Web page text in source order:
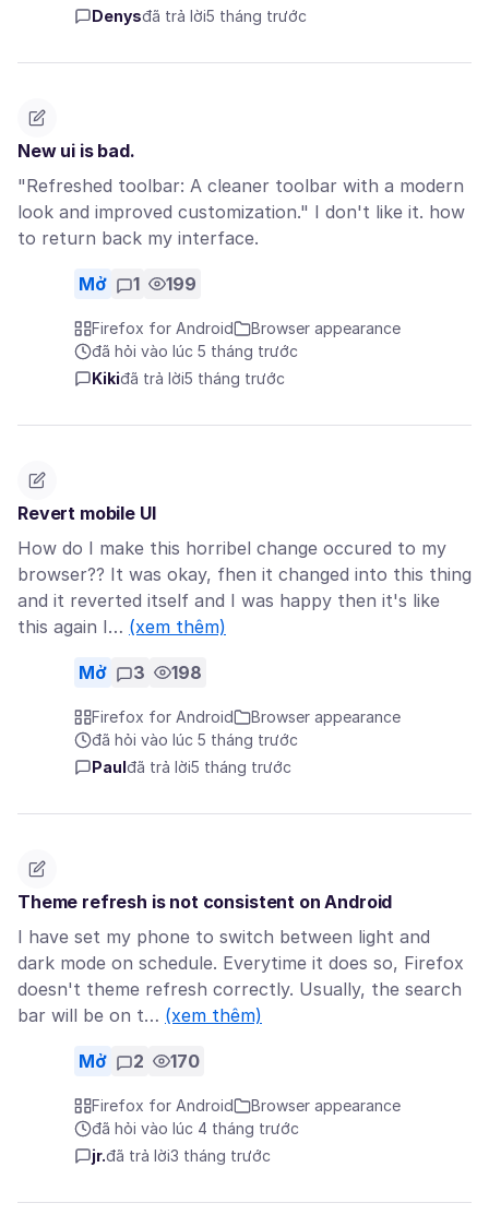
Denysđã trả lời5 tháng trước
New ui is bad.
"Refreshed toolbar: A cleaner toolbar with a modern
look and improved customization." I don't like it. how
to return back my interface.
Mở 1 199
Firefox for Android
Browser appearance
đã hỏi vào lúc 5 tháng trước
Kikiđã trả lời5 tháng trước
Revert mobile UI
How do I make this horribel change occured to my
browser?? It was okay, fhen it changed into this thing
and it reverted itself and I was happy then it's like
this again I… (xem thêm)
Mở 3 198
Firefox for Android
Browser appearance
đã hỏi vào lúc 5 tháng trước
Paul đã trả lời5 tháng trước
Theme refresh is not consistent on Android
I have set my phone to switch between light and
dark mode on schedule. Everytime it does so, Firefox
doesn't theme refresh correctly. Usually, the search
bar will be on t… (xem thêm)
Mở 2 170
Firefox for Android
Browser appearance
đã hỏi vào lúc 4 tháng trước
jr.đã trả lời3 tháng trước